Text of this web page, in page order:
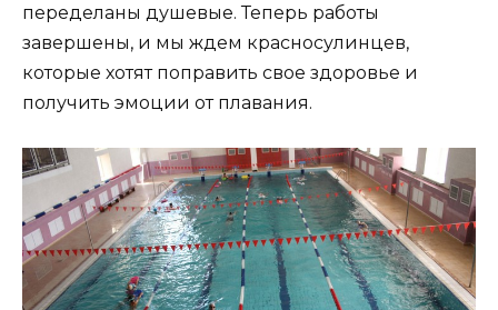
переделаны душевые. Теперь работы
завершены, и мы ждем красносулинцев,
которые хотят поправить свое здоровье и
получить эмоции от плавания.